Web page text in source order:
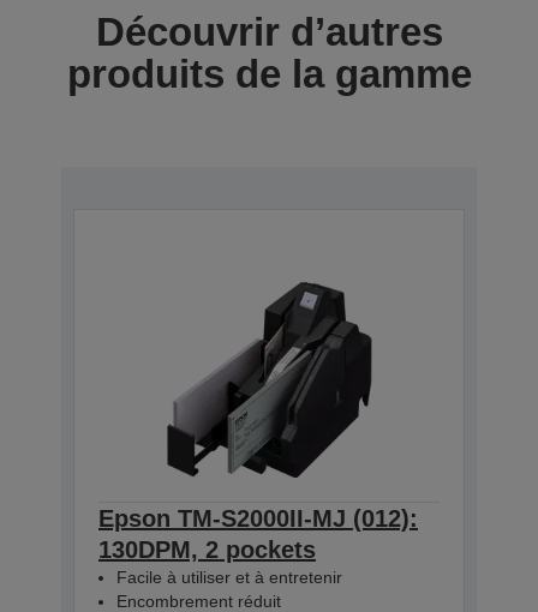
Découvrir d’autres
produits de la gamme
Epson TM-S2000II-MJ (012):
130DPM, 2 pockets
Facile à utiliser et à entretenir
Encombrement réduit